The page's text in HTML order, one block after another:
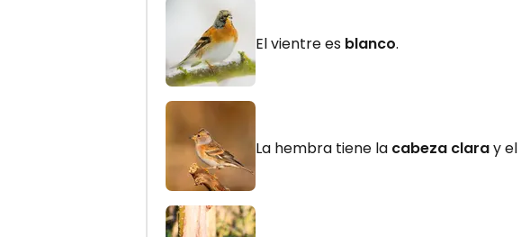
El vientre es blanco.
La hembra tiene la cabeza claray el